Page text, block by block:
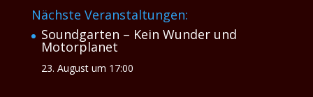
Nächste Veranstaltungen:
Soundgarten – Kein Wunder und
Motorplanet
23. August um 17:00